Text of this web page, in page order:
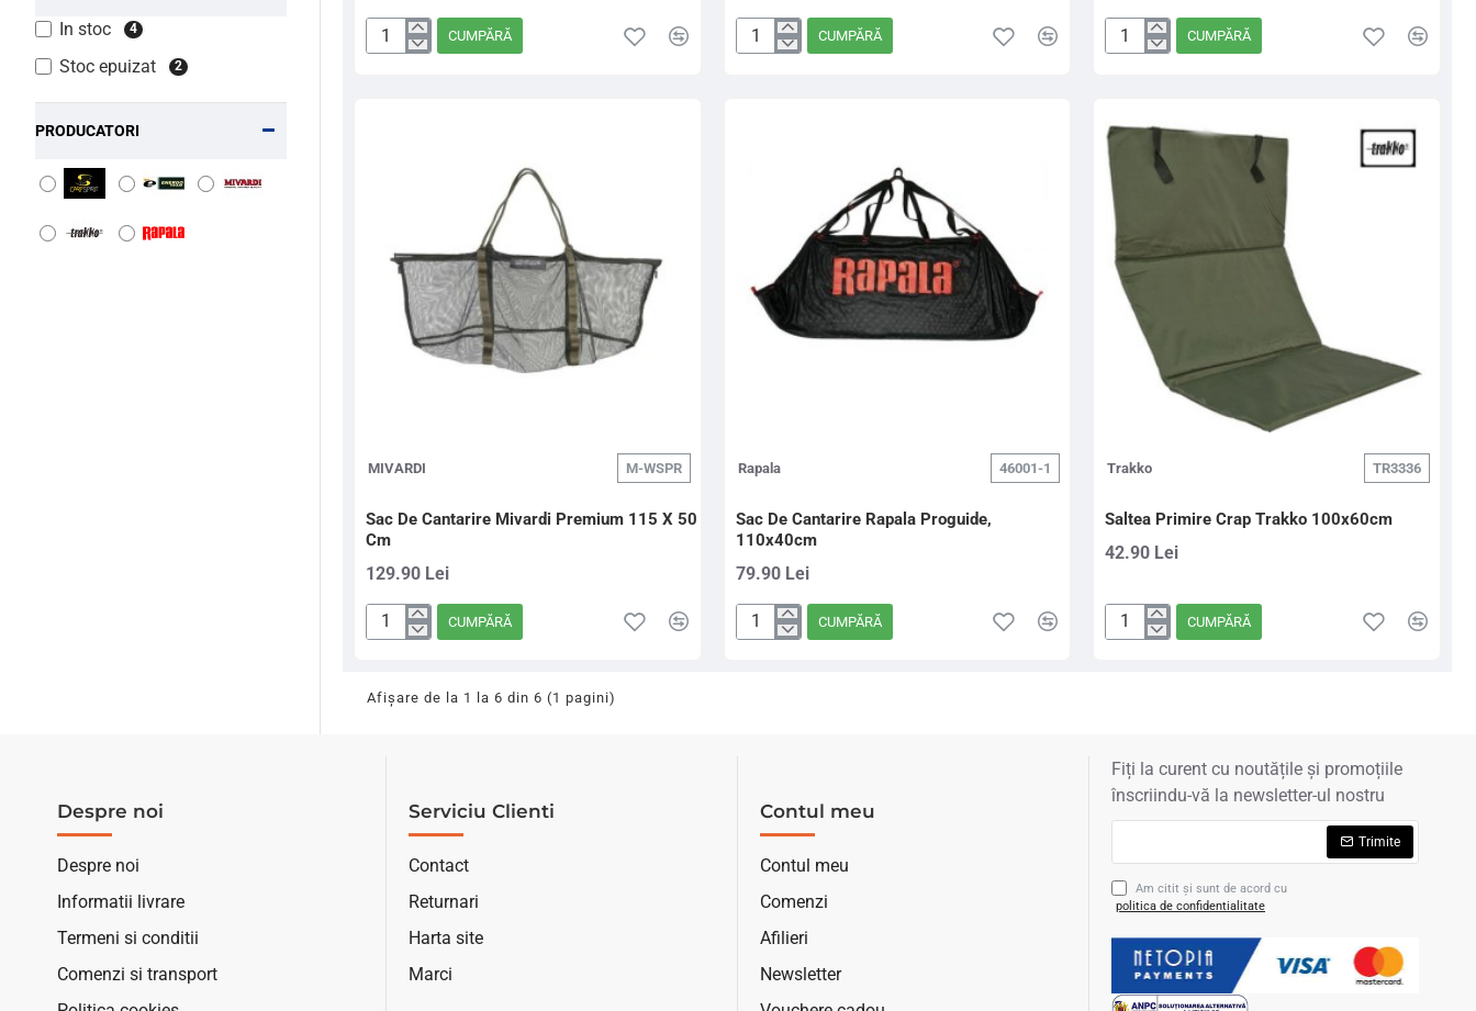
In stoc 4
Stoc epuizat 2
PRODUCATORI
Cantar
CUMPĂRĂ
Lip
CUMPĂRĂ
Sac
Carp
Spirit
Floating
Weight
122x64x17cm
CUMPĂRĂ
MIVARDI M-WSPR
Sac De Cantarire Mivardi Premium 115 X 50
Cm
129.90 Lei
Sac
Mivardi
CUMPĂRĂ
Rapala 46001-1
Sac De Cantarire Rapala Proguide,
110x40cm
79.90 Lei
Sac
CUMPĂRĂ
Trakko TR3336
Saltea Primire Crap Trakko 100x60cm
42.90 Lei
Saltea
CUMPĂRĂ
Afişare de la 1 la 6 din 6 (1 pagini)
Despre noi
Despre noi
Informatii livrare
Termeni si conditii
Comenzi si transport
Serviciu Clienti
Contact
Returnari
Harta site
Marci
Contul meu
Contul meu
Comenzi
Afilieri
Newsletter
Fiți la curent cu noutățile și promoțiile
înscriindu-vă la newsletter-ul nostru
Trimite
Am citit şi sunt de acord cu
politica de confidentialitate